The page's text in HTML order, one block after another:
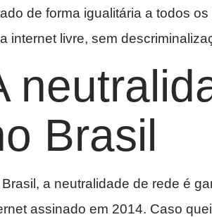
de forma igualitária a todos
internet livre, sem
Brasil
a neutralidade de rede é
assinado em 2014. Caso